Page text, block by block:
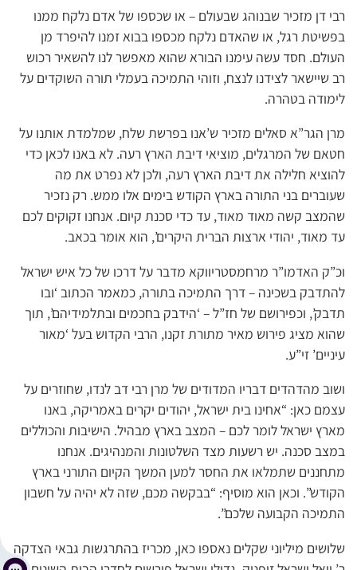
רבי דן מזכיר שבנוהג שבעולם – או שכספו של אדם נלקח ממנו
בפשיטת רגל, או שהאדם נלקח מכספו בבוא זמנו להיפרד מן
העולם. חסד עשה עימנו הבורא שהוא מאפשר לנו להשאיר רכוש
רב שיישאר לצידנו לנצח, וזוהי התמיכה בעמלי תורה השוקדים על
לימודה בטהרה.
מרן הגר”א סאלים מזכיר ש’אנו בפרשת שלח, שמלמדת אותנו על
חטאם של המרגלים, מוציאי דיבת הארץ רעה. לא באנו לכאן כדי
להוציא חלילה את דיבת הארץ רעה, ולכן לא נפרט את מה
שעוברים בני התורה בארץ הקודש בימים אלו ממש. רק נזכיר
שהמצב קשה מאוד מאוד, עד כדי סכנת קיום. אנחנו זקוקים לכם
עד מאוד, יהודי ארצות הברית היקרים’, הוא אומר בכאב.
וכ”ק האדמו”ר מרחמסטריווקא מדבר על דרכו של כל איש ישראל
להתדבק בשכינה – דרך התמיכה בתורה, כמאמר הכתוב ‘ובו
תדבק’, וכפירושם של חז”ל – ‘הידבק בחכמים ובתלמידיהם’, תוך
שהוא מציג פירוש מאיר מתורת זקנו, הרבי הקדוש בעל ‘מאור
עיניים’ זי”ע.
ושוב מהדהדים דבריו המדודים של מרן רבי דב לנדו, שחוזרים על
עצמם כאן: “אחינו בית ישראל, יהודים יקרים באמריקה, באנו
מארץ ישראל לומר לכם – המצב בארץ מבהיל. הישיבות והכוללים
במצב סכנה. יש רשעות מצד השלטונות והמנהיגים. אנחנו
מתחננים שתמלאו את החסר למען המשך הקיום התורני בארץ
הקודש”. וכאן הוא מוסיף: “בבקשה מכם, שזה לא יהיה על חשבון
התמיכה הקבועה שלכם”.
שלושים מיליוני שקלים נאספו כאן, מכריז בהתרגשות גבאי הצדקה